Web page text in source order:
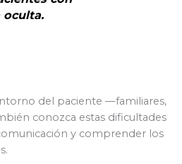
oculta.
del paciente —familiares,
conozca estas dificultades
y comprender los